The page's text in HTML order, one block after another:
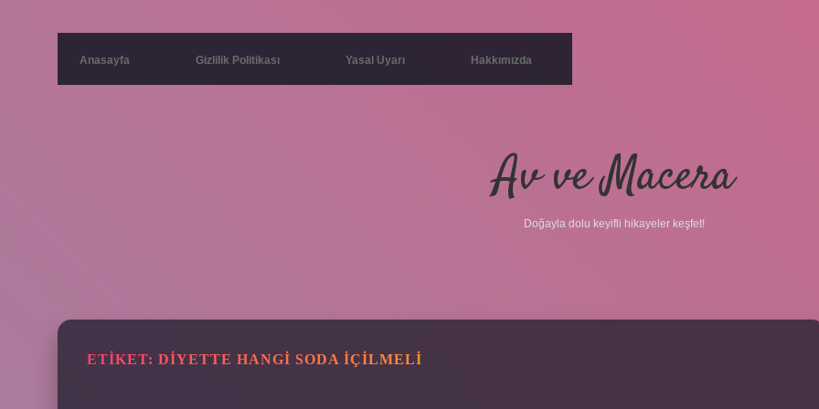
Anasayfa Gizlilik Politikası Yasal Uyarı Hakkımızda
Av ve Macera
Doğayla dolu keyifli hikayeler keşfet!
ETIKET: DIYETTE HANGI SODA IÇILMELI